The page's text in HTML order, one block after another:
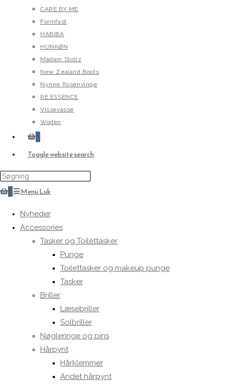
CARE BY ME
Formfast
HABIBA
HUNKØN
Madam Stoltz
New Zealand Boots
Nynne Rosenvinge
RE.ESSENCE
Vissevasse
Woden
0
Toggle website search
0 MenuLuk
Nyheder
Accessories
Tasker og Toilettasker
Punge
Toilettasker og makeup punge
Tasker
Briller
Læsebriller
Solbriller
Nøgleringe og pins
Hårpynt
Hårklemmer
Andet hårpynt